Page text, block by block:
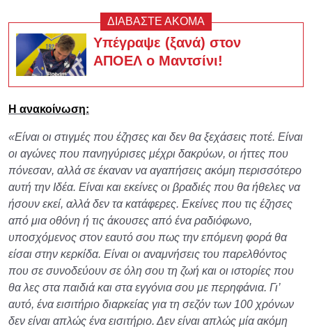
ΔΙΑΒΑΣΤΕ ΑΚΟΜΑ
Υπέγραψε (ξανά) στον
ΑΠΟΕΛ ο Μαντσίνι!
Η ανακοίνωση:
«Είναι οι στιγμές που έζησες και δεν θα ξεχάσεις ποτέ. Είναι
οι αγώνες που πανηγύρισες μέχρι δακρύων, οι ήττες που
πόνεσαν, αλλά σε έκαναν να αγαπήσεις ακόμη περισσότερο
αυτή την Ιδέα. Είναι και εκείνες οι βραδιές που θα ήθελες να
ήσουν εκεί, αλλά δεν τα κατάφερες. Εκείνες που τις έζησες
από μια οθόνη ή τις άκουσες από ένα ραδιόφωνο,
υποσχόμενος στον εαυτό σου πως την επόμενη φορά θα
είσαι στην κερκίδα. Είναι οι αναμνήσεις του παρελθόντος
που σε συνοδεύουν σε όλη σου τη ζωή και οι ιστορίες που
θα λες στα παιδιά και στα εγγόνια σου με περηφάνια. Γι’
αυτό, ένα εισιτήριο διαρκείας για τη σεζόν των 100 χρόνων
δεν είναι απλώς ένα εισιτήριο. Δεν είναι απλώς μία ακόμη